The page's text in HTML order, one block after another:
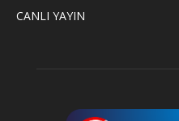
CANLI YAYIN